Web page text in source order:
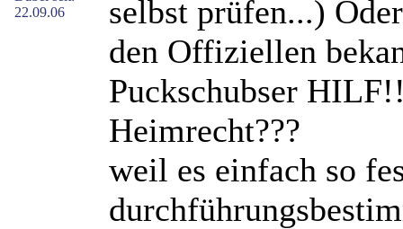
22.09.06
selbst prüfen...)
den Offiziellen
Puckschubser
Heimrecht???
weil es einfach so